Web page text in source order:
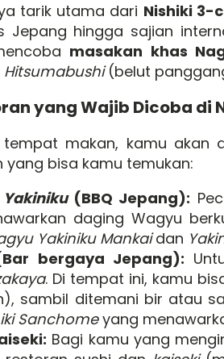
tarik utama dari Nishiki 3-
Jepang hingga sajian
masakan khas
Hitsumabushi(belut
yang Wajib Dicoba di
makan, kamu akan
bisa kamu temukan:
Yakiniku(BBQ Jepang):
daging Wagyu
Yakiniku Mankaidan
bergaya Jepang):
. Di tempat ini, kamu
sambil ditemani bir atau
Sanchomeyang
Bagi kamu yang